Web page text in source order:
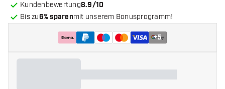
Kundenbewertung8.9/10
Bis zu6% sparenmit unserem Bonusprogramm!
+5